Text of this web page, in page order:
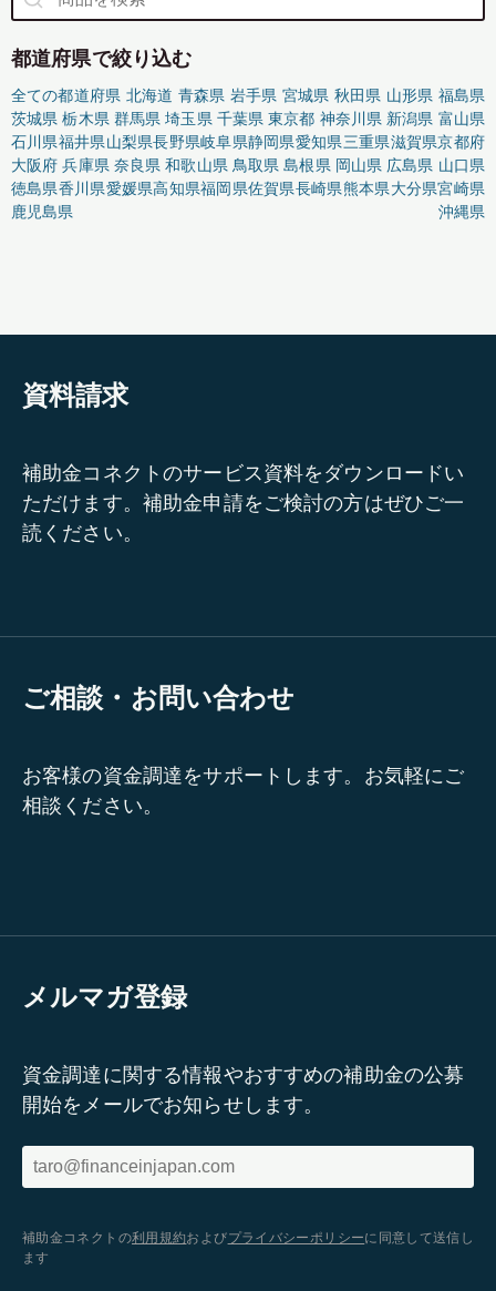
都道府県で絞り込む
全ての都道府県 北海道 青森県 岩手県 宮城県 秋田県 山形県 福島県
茨城県 栃木県 群馬県 埼玉県 千葉県 東京都 神奈川県 新潟県 富山県
石川県福井県山梨県長野県岐阜県静岡県愛知県三重県滋賀県京都府
大阪府 兵庫県 奈良県 和歌山県 鳥取県 島根県 岡山県 広島県 山口県
徳島県香川県愛媛県高知県福岡県佐賀県長崎県熊本県大分県宮崎県
鹿児島県
沖縄県
資料請求
補助金コネクトのサービス資料をダウンロードい
ただけます。補助金申請をご検討の方はぜひご一
読ください。
ご相談・お問い合わせ
お客様の資金調達をサポートします。お気軽にご
相談ください。
メルマガ登録
資金調達に関する情報やおすすめの補助金の公募
開始をメールでお知らせします。
補助金コネクトの利用規約およびプライバシーポリシーに同意して送信し
ます